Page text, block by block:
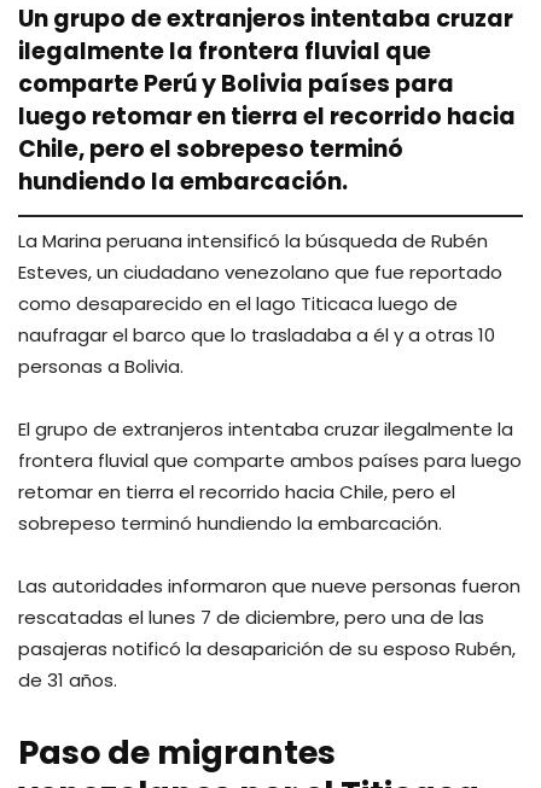
Un grupo de extranjeros intentaba cruzar
ilegalmente la frontera fluvial que
comparte Perú y Bolivia países para
luego retomar en tierra el recorrido hacia
Chile, pero el sobrepeso terminó
hundiendo la embarcación.
La Marina peruana intensificó la búsqueda de Rubén
Esteves, un ciudadano venezolano que fue reportado
como desaparecido en el lago Titicaca luego de
naufragar el barco que lo trasladaba a él y a otras 10
personas a Bolivia.
El grupo de extranjeros intentaba cruzar ilegalmente la
frontera fluvial que comparte ambos países para luego
retomar en tierra el recorrido hacia Chile, pero el
sobrepeso terminó hundiendo la embarcación.
Las autoridades informaron que nueve personas fueron
rescatadas el lunes 7 de diciembre, pero una de las
pasajeras notificó la desaparición de su esposo Rubén,
de 31 años.
Paso de migrantes